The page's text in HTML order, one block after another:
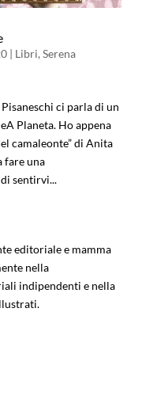
| Libri, Serena
ci parla di un
Planeta. Ho appena
camaleonte” di Anita
fare una
sentirvi...
editoriale e mamma
nella
indipendenti e nella